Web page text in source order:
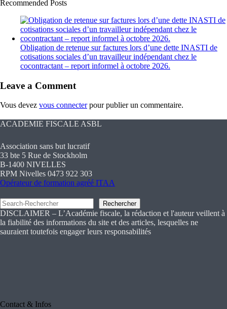
Recommended Posts
Obligation de retenue sur factures lors d’une dette INASTI de
cotisations sociales d’un travailleur indépendant chez le
cocontractant – report informel à octobre 2026.
Leave a Comment
Vous devez vous connecterpour publier un commentaire.
ACADEMIE FISCALE ASBL
Association sans but lucratif
33 bte 5 Rue de Stockholm
B-1400 NIVELLES
RPM Nivelles 0473 922 303
Opérateur de formation agréé ITAA
Rechercher Rechercher
DISCLAIMER – L’Académie fiscale, la rédaction et l'auteur veillent à
la fiabilité des informations du site et des articles, lesquelles ne
sauraient toutefois engager leurs responsabilités
Contact & Infos